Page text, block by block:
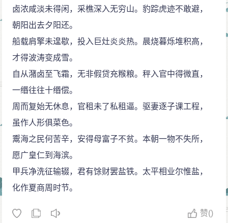
翻”等语，不合圣意，改官投诉无果而终。八月，范仲淹
拜参知政事，颁行庆历新政，重订官员磨勘之法。柳永
申雪投诉，改为著作佐郎，授西京灵台山令。
庆历六年（1046年），转官著作郎。次年，柳永再
度游苏州，作词赠苏州知州滕宗谅。
皇祐元年（1049年），转官太常博士。次年，改任
屯田员外郎，遂以此致仕，定居润州。
皇祐五年（1053年），柳永与世长辞。
卤浓咸淡未得闲，采樵深入无穷山。豹踪虎迹不敢避，
朝阳出去夕阳还。
船载肩擎未遑歇，投入巨灶炎炎热。晨烧暮烁堆积高，
才得波涛变成雪。
自从潴卤至飞霜，无非假贷充糇粮。秤入官中得微直，
一缗往往十缗偿。
周而复始无休息，官租未了私租逼。驱妻逐子课工程，
虽作人形俱菜色。
䰞海之民何苦辛，安得母富子不贫。本朝一物不失所，
愿广皇仁到海滨。
甲兵净洗征输辍，君有馀财罢盐铁。太平相业尔惟盐，
化作夏商周时节。
赞()